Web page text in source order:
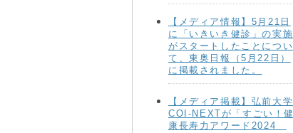
【メディア情報】5月21日
に「いきいき健診」の実施
がスタートしたことについ
て、東奥日報（5月22日）
に掲載されました。
【メディア掲載】弘前大学
COI-NEXTが「すごい！健
康長寿力アワード2024